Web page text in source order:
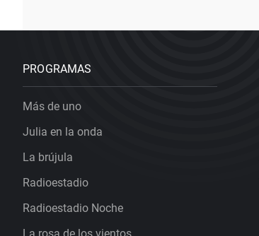
PROGRAMAS
Más de uno
Julia en la onda
La brújula
Radioestadio
Radioestadio Noche